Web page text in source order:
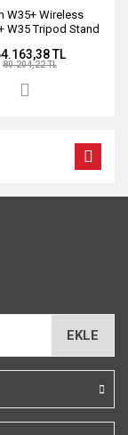
W35+ Wireless
W35 Tripod Stand
TL
80.204,22 TL
EKLE